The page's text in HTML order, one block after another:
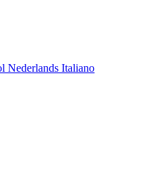
Nederlands Italiano